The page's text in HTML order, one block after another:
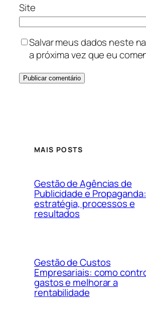
Site
Salvar meus dados neste
a próxima vez que eu
MAIS POSTS
Gestão de Agências de
Publicidade e Propaganda:
estratégia, processos e
resultados
Gestão de Custos
Empresariais: como
gastos e melhorar a
rentabilidade